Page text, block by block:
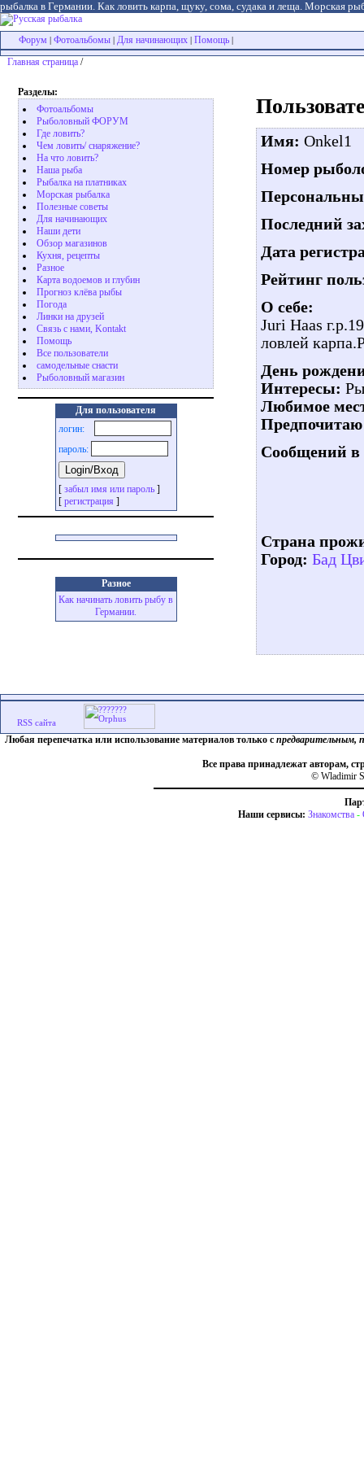
рыбалка в Германии. Как ловить карпа, щуку, сома, судака и леща. Морская
Форум Фотоальбомы Для начинающих Помощь
Главная страница /
Разделы:
Фотоальбомы
Рыболовный ФОРУМ
Где ловить?
Чем ловить/ снаряжение?
На что ловить?
Наша рыба
Рыбалка на платниках
Морская рыбалка
Полезные советы
Для начинающих
Наши дети
Обзор магазинов
Кухня, рецепты
Разное
Карта водоемов и глубин
Прогноз клёва рыбы
Погода
Линки на друзей
Связь с нами, Kontakt
Помощь
Все пользователи
самодельные снасти
Рыболовный магазин
Для пользователя
логин:
пароль:
[ забыл имя или пароль]
[ регистрация ]
Разное
Как начинать ловить рыбу в
Германии.
Имя: Onkel1
Номер
Последний
Дата
Рейтинг
О себе:
Juri Haas
ловлей
День
Интересы:
Любимое
Сообщений в
Страна
Город: Бад
Любая перепечатка или использование материалов только с предварительным,
Все права принадлежат авторам,
© Wladimir
Наши сервисы: Знакомства -